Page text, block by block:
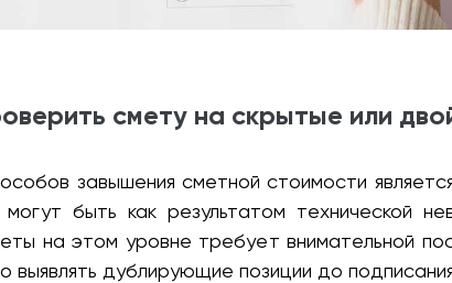
смету на скрытые или
завышения сметной стоимости
быть как результатом технической
на этом уровне требует внимательной
дублирующие позиции до